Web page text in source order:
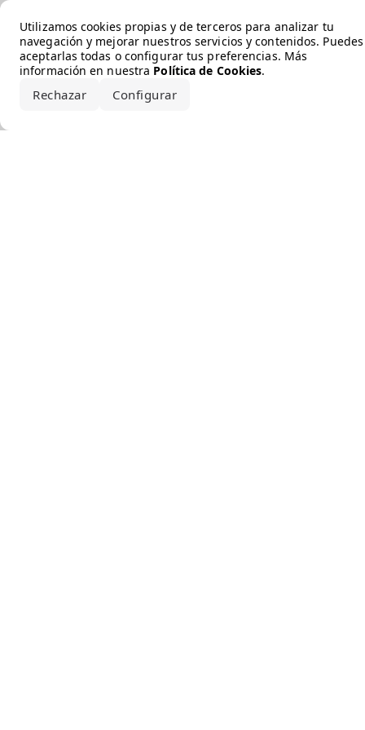
Utilizamos cookies propias y de terceros para analizar tu
navegación y mejorar nuestros servicios y contenidos. Puedes
aceptarlas todas o configurar tus preferencias. Más
información en nuestra Política de Cookies.
Rechazar Configurar
Error loading the brand